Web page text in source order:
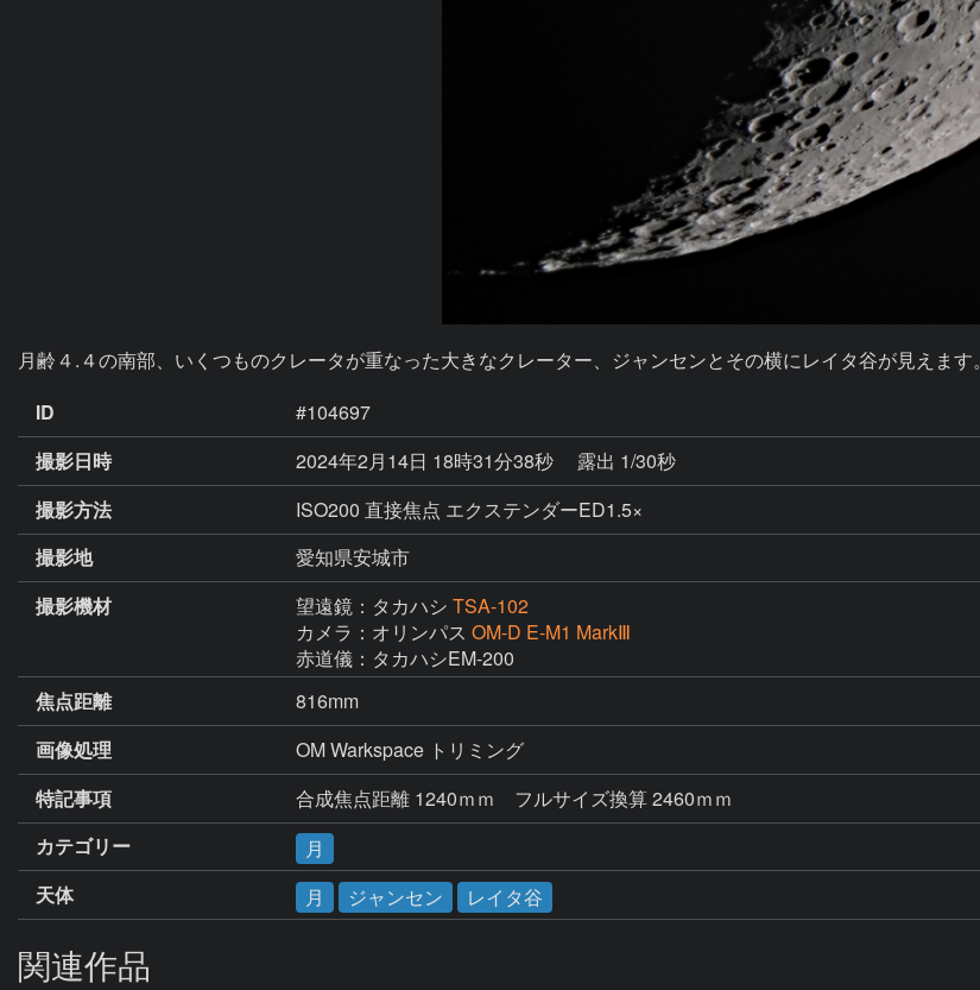
月齢４.４の南部、いくつものクレータが重なった大きなクレーター、ジャンセンとその横にレイタ谷が見えます。
ID
#104697
撮影日時
2024年2月14日 18時31分38秒
露出 1/30秒
撮影方法
ISO200 直接焦点 エクステンダーED1.5×
撮影地
愛知県安城市
撮影機材
望遠鏡：タカハシ TSA-102
カメラ：オリンパス OM-D E-M1 MarkⅢ
赤道儀：タカハシEM-200
焦点距離
816mm
画像処理
OM Warkspace トリミング
特記事項
合成焦点距離 1240ｍｍ　フルサイズ換算 2460ｍｍ
カテゴリー
月
天体
月 ジャンセン レイタ谷
関連作品